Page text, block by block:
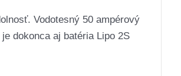
Vodotesný 50 ampérový
dokonca aj batéria Lipo 2S